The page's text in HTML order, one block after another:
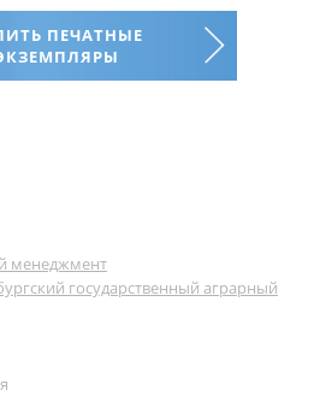
ПЕЧАТНЫЕ
менеджмент
государственный аграрный